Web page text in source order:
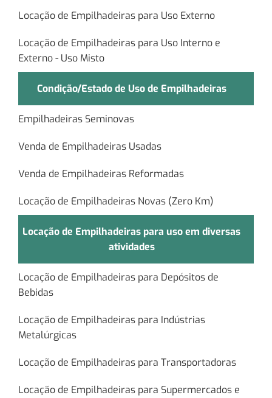
Locação de Empilhadeiras para Uso Externo
Locação de Empilhadeiras para Uso Interno e
Externo - Uso Misto
Condição/Estado de Uso de Empilhadeiras
Empilhadeiras Seminovas
Venda de Empilhadeiras Usadas
Venda de Empilhadeiras Reformadas
Locação de Empilhadeiras Novas (Zero Km)
Locação de Empilhadeiras para uso em diversas
atividades
Locação de Empilhadeiras para Depósitos de
Bebidas
Locação de Empilhadeiras para Indústrias
Metalúrgicas
Locação de Empilhadeiras para Transportadoras
Locação de Empilhadeiras para Supermercados e